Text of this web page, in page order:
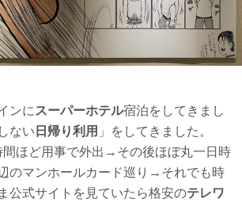
ンに スーパーホテル宿泊をしてきまし
ない 日帰り利用 」をしてきました。
間ほど用事で外出→その後ほぼ丸一日時
のマンホールカード巡り→それでも時
公式サイトを見ていたら格安のテレワ